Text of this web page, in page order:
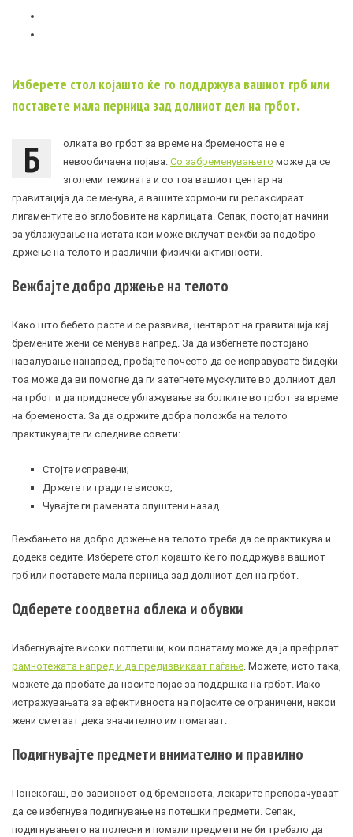
Изберете стол којашто ќе го поддржува вашиот грб или
поставете мала перница зад долниот дел на грбот.
Б
олката во грбот за време на бременоста не е
невообичаена појава. Со забременувањето може да се
зголеми тежината и со тоа вашиот центар на
гравитација да се менува, а вашите хормони ги релаксираат
лигаментите во зглобовите на карлицата. Сепак, постојат начини
за ублажување на истата кои може вклучат вежби за подобро
држење на телото и различни физички активности.
Вежбајте добро држење на телото
Како што бебето расте и се развива, центарот на гравитација кај
бремените жени се менува напред. За да избегнете постојано
навалување нанапред, пробајте почесто да се исправувате бидејќи
тоа може да ви помогне да ги затегнете мускулите во долниот дел
на грбот и да придонесе ублажување за болките во грбот за време
на бременоста. За да одржите добра положба на телото
практикувајте ги следниве совети:
Стојте исправени;
Држете ги градите високо;
Чувајте ги рамената опуштени назад.
Вежбањето на добро држење на телото треба да се практикува и
додека седите. Изберете стол којашто ќе го поддржува вашиот
грб или поставете мала перница зад долниот дел на грбот.
Одберете соодветна облека и обувки
Избегнувајте високи потпетици, кои понатаму може да ја префрлат
рамнотежата напред и да предизвикаат паѓање. Можете, исто така,
можете да пробате да носите појас за поддршка на грбот. Иако
истражувањата за ефективноста на појасите се ограничени, некои
жени сметаат дека значително им помагаат.
Подигнувајте предмети внимателно и правилно
Понекогаш, во зависност од бременоста, лекарите препорачуваат
да се избегнува подигнување на потешки предмети. Сепак,
подигнувањето на полесни и помали предмети не би требало да